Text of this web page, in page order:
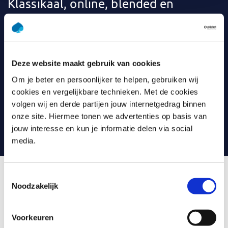
Deze website maakt gebruik van cookies
Om je beter en persoonlijker te helpen, gebruiken wij
cookies en vergelijkbare technieken. Met de cookies
volgen wij en derde partijen jouw internetgedrag binnen
onze site. Hiermee tonen we advertenties op basis van
jouw interesse en kun je informatie delen via social
media.
Noodzakelijk
Voorkeuren
Klassikaal, online, blended en
incompany
BijCapgemini Academyleer je op een manier die bij jou
(blended)? De meeste trainingen kun je ook
volgen: binnen je eigen organisatie. Om het leren nog
leuker en effectiever te maken, gebruiken we
verschillende tools. Denk aan video’s, games, quizzen,
webinars en praktijkcases. En met vragen kun je altijd
terecht bij jouw trainer.
Lees ervaringen met Capgemini Academy op Springest
Wat is Impact maken met jouw